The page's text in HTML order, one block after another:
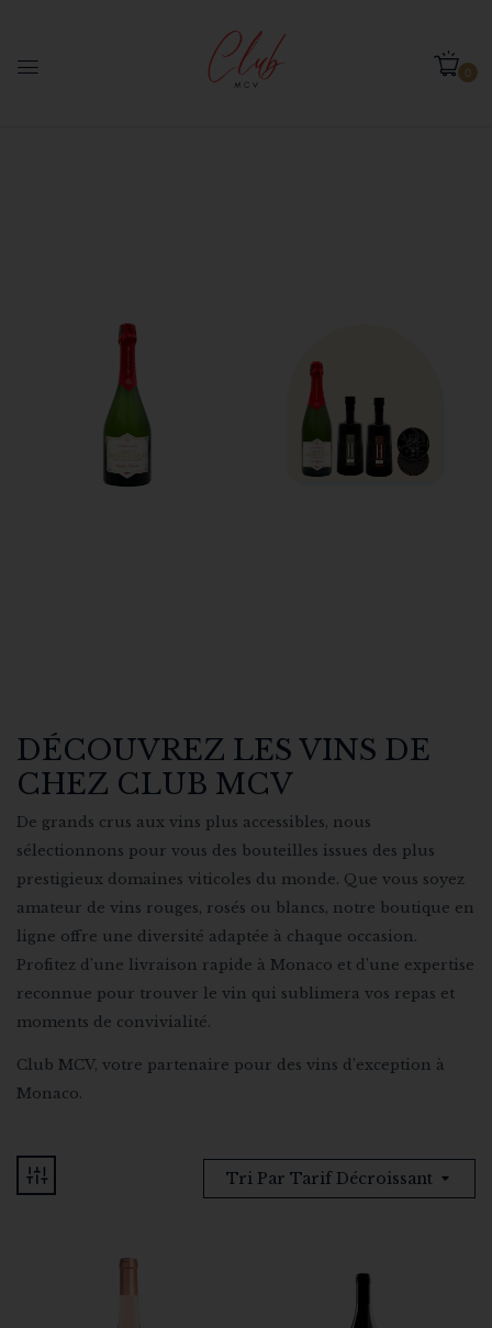
0
DÉCOUVREZ LES VINS DE
CHEZ CLUB MCV
De grands crus aux vins plus accessibles, nous
sélectionnons pour vous des bouteilles issues des plus
prestigieux domaines viticoles du monde. Que vous soyez
amateur de vins rouges, rosés ou blancs, notre boutique en
ligne offre une diversité adaptée à chaque occasion.
Profitez d’une livraison rapide à Monaco et d’une expertise
reconnue pour trouver le vin qui sublimera vos repas et
moments de convivialité.
Club MCV, votre partenaire pour des vins d’exception à
Monaco.
Tri Par Tarif Décroissant